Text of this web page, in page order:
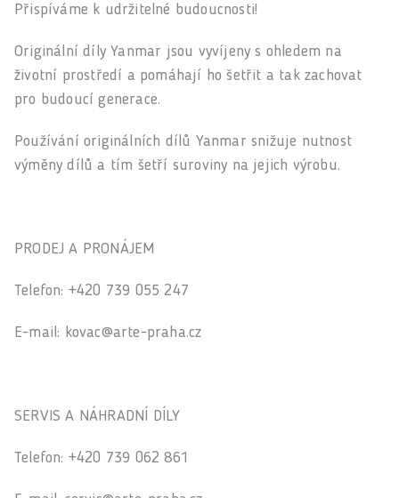
Přispíváme k udržitelné budoucnosti!
Originální díly Yanmar jsou vyvíjeny s ohledem na
životní prostředí a pomáhají ho šetřit a tak zachovat
pro budoucí generace.
Používání originálních dílů Yanmar snižuje nutnost
výměny dílů a tím šetří suroviny na jejich výrobu.
PRODEJ A PRONÁJEM
Telefon: +420 739 055 247
E-mail: kovac@arte-praha.cz
SERVIS A NÁHRADNÍ DÍLY
Telefon: +420 739 062 861